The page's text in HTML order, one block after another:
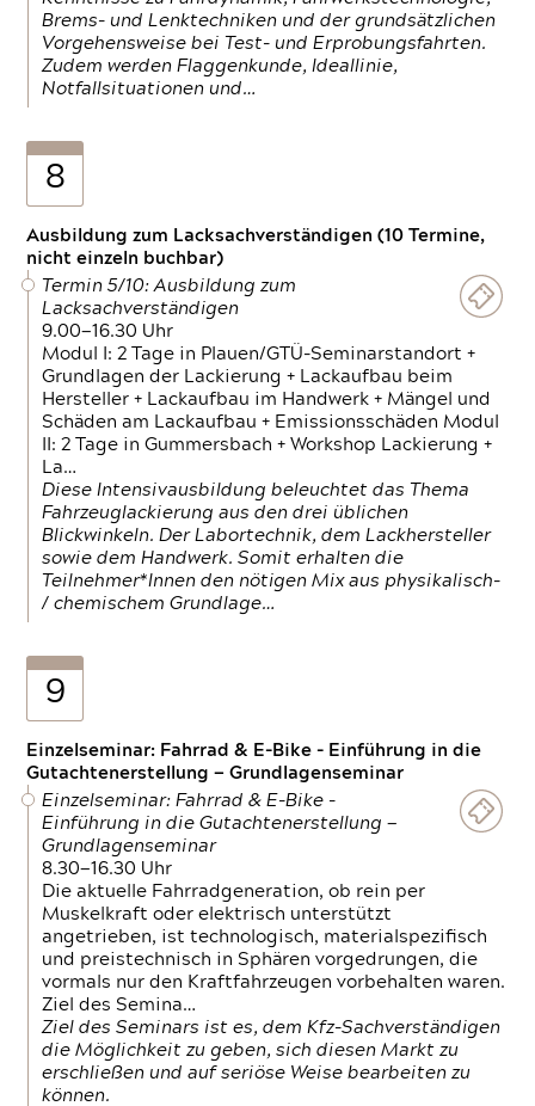
Brems- und Lenktechniken und der grundsätzlichen
Vorgehensweise bei Test- und Erprobungsfahrten.
Zudem werden Flaggenkunde, Ideallinie,
Notfallsituationen und…
8
Ausbildung zum Lacksachverständigen (10 Termine,
nicht einzeln buchbar)
Termin 5/10: Ausbildung zum
Lacksachverständigen
9.00—16.30 Uhr
Modul I: 2 Tage in Plauen/GTÜ-Seminarstandort +
Grundlagen der Lackierung + Lackaufbau beim
Hersteller + Lackaufbau im Handwerk + Mängel und
Schäden am Lackaufbau + Emissionsschäden Modul
II: 2 Tage in Gummersbach + Workshop Lackierung +
La…
Diese Intensivausbildung beleuchtet das Thema
Fahrzeuglackierung aus den drei üblichen
Blickwinkeln. Der Labortechnik, dem Lackhersteller
sowie dem Handwerk. Somit erhalten die
Teilnehmer*Innen den nötigen Mix aus physikalisch-
/ chemischem Grundlage…
9
Einzelseminar: Fahrrad & E-Bike - Einführung in die
Gutachtenerstellung — Grundlagenseminar
Einzelseminar: Fahrrad & E-Bike -
Einführung in die Gutachtenerstellung —
Grundlagenseminar
8.30—16.30 Uhr
Die aktuelle Fahrradgeneration, ob rein per
Muskelkraft oder elektrisch unterstützt
angetrieben, ist technologisch, materialspezifisch
und preistechnisch in Sphären vorgedrungen, die
vormals nur den Kraftfahrzeugen vorbehalten waren.
Ziel des Semina…
Ziel des Seminars ist es, dem Kfz-Sachverständigen
die Möglichkeit zu geben, sich diesen Markt zu
erschließen und auf seriöse Weise bearbeiten zu
können.